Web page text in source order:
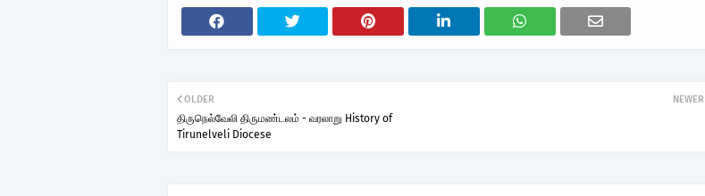
NEWER
OLDER
திருநெல்வேலி திருமண்டலம் - வரலாறு History of
Tirunelveli Diocese